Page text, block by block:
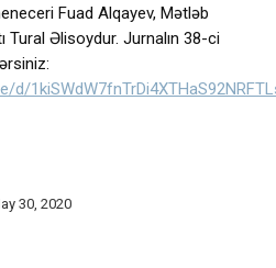
Fuad Alqayev, Mətləb
Tural Əlisoydur. Jurnalın 38-ci
30, 2020